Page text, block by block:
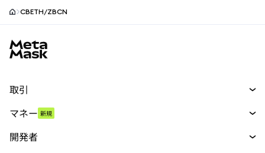
CBETH/ZBCN
取引
パーペチュアル
マネー 新規
開発者